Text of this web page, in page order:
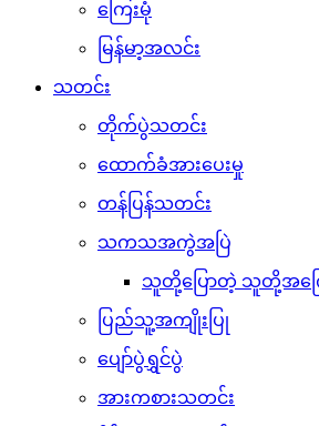
ကြေးမုံ
မြန်မာ့အလင်း
သတင်း
တိုက်ပွဲသတင်း
ထောက်ခံအားပေးမှု
တန်ပြန်သတင်း
သကသအကွဲအပြဲ
သူတို့ပြောတဲ့ သူတို့အကြ
ပြည်သူ့အကျိုးပြု
ပျော်ပွဲရွှင်ပွဲ
အားကစားသတင်း